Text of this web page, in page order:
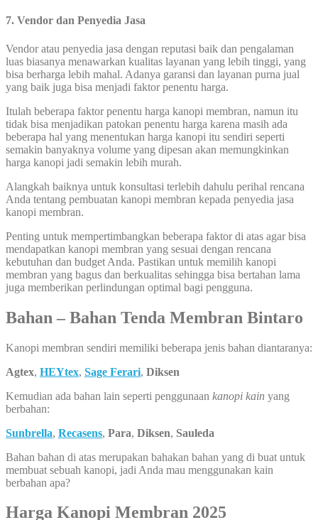
7. Vendor dan Penyedia Jasa
Vendor atau penyedia jasa dengan reputasi baik dan pengalaman
luas biasanya menawarkan kualitas layanan yang lebih tinggi, yang
bisa berharga lebih mahal. Adanya garansi dan layanan purna jual
yang baik juga bisa menjadi faktor penentu harga.
Itulah beberapa faktor penentu harga kanopi membran, namun itu
tidak bisa menjadikan patokan penentu harga karena masih ada
beberapa hal yang menentukan harga kanopi itu sendiri seperti
semakin banyaknya volume yang dipesan akan memungkinkan
harga kanopi jadi semakin lebih murah.
Alangkah baiknya untuk konsultasi terlebih dahulu perihal rencana
Anda tentang pembuatan kanopi membran kepada penyedia jasa
kanopi membran.
Penting untuk mempertimbangkan beberapa faktor di atas agar bisa
mendapatkan kanopi membran yang sesuai dengan rencana
kebutuhan dan budget Anda. Pastikan untuk memilih kanopi
membran yang bagus dan berkualitas sehingga bisa bertahan lama
juga memberikan perlindungan optimal bagi pengguna.
Bahan – Bahan Tenda Membran Bintaro
Kanopi membran sendiri memiliki beberapa jenis bahan diantaranya:
Agtex, HEYtex, Sage Ferari, Diksen
Kemudian ada bahan lain seperti penggunaan kanopi kain yang
berbahan:
Sunbrella, Recasens, Para, Diksen, Sauleda
Bahan bahan di atas merupakan bahakan bahan yang di buat untuk
membuat sebuah kanopi, jadi Anda mau menggunakan kain
berbahan apa?
Harga Kanopi Membran 2025